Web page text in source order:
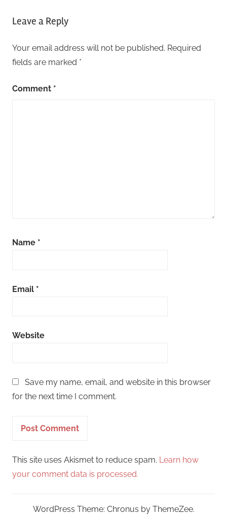
Leave a Reply
Your email address will not be published. Required
fields are marked *
Comment *
Name *
Email *
Website
Save my name, email, and website in this browser
for the next time I comment.
This site uses Akismet to reduce spam. Learn how
your comment data is processed.
WordPress Theme: Chronus by ThemeZee.